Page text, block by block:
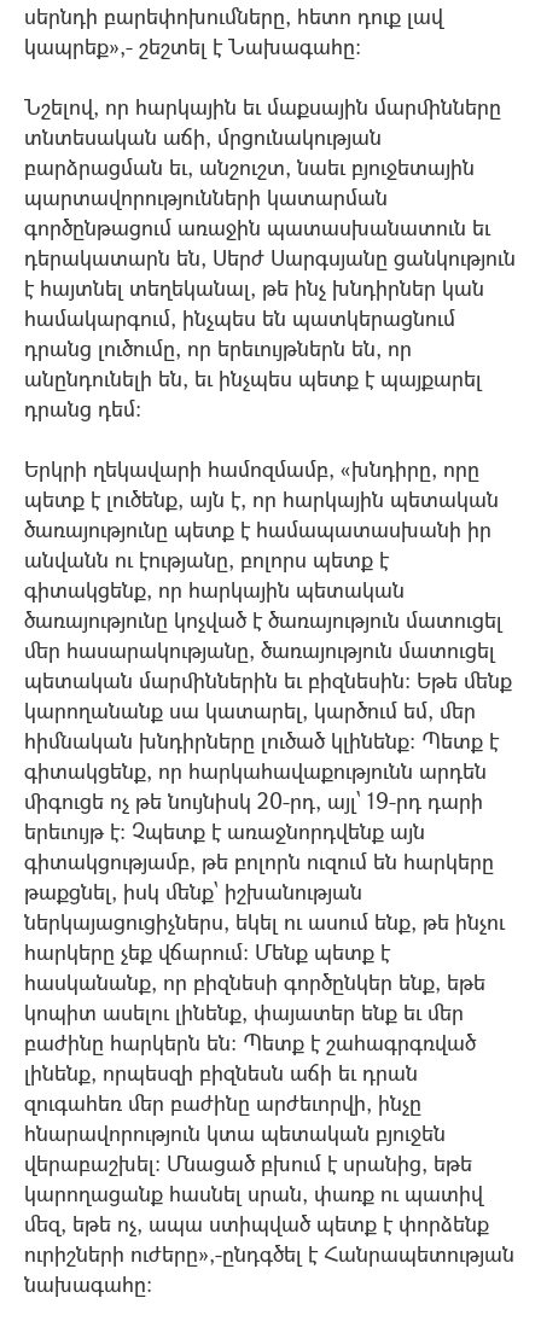
սերնդի բարեփոխումները, հետո դուք լավ
կապրեք»,- շեշտել է Նախագահը:
Նշելով, որ հարկային եւ մաքսային մարմինները
տնտեսական աճի, մրցունակության
բարձրացման եւ, անշուշտ, նաեւ բյուջետային
պարտավորությունների կատարման
գործընթացում առաջին պատասխանատուն եւ
դերակատարն են, Սերժ Սարգսյանը ցանկություն
է հայտնել տեղեկանալ, թե ինչ խնդիրներ կան
համակարգում, ինչպես են պատկերացնում
դրանց լուծումը, որ երեւույթներն են, որ
անընդունելի են, եւ ինչպես պետք է պայքարել
դրանց դեմ:
Երկրի ղեկավարի համոզմամբ, «խնդիրը, որը
պետք է լուծենք, այն է, որ հարկային պետական
ծառայությունը պետք է համապատասխանի իր
անվանն ու էությանը, բոլորս պետք է
գիտակցենք, որ հարկային պետական
ծառայությունը կոչված է ծառայություն մատուցել
մեր հասարակությանը, ծառայություն մատուցել
պետական մարմիններին եւ բիզնեսին: Եթե մենք
կարողանանք սա կատարել, կարծում եմ, մեր
հիմնական խնդիրները լուծած կլինենք: Պետք է
գիտակցենք, որ հարկահավաքությունն արդեն
միգուցե ոչ թե նույնիսկ 20-րդ, այլ` 19-րդ դարի
երեւույթ է: Չպետք է առաջնորդվենք այն
գիտակցությամբ, թե բոլորն ուզում են հարկերը
թաքցնել, իսկ մենք` իշխանության
ներկայացուցիչներս, եկել ու ասում ենք, թե ինչու
հարկերը չեք վճարում: Մենք պետք է
հասկանանք, որ բիզնեսի գործընկեր ենք, եթե
կոպիտ ասելու լինենք, փայատեր ենք եւ մեր
բաժինը հարկերն են: Պետք է շահագրգռված
լինենք, որպեսզի բիզնեսն աճի եւ դրան
զուգահեռ մեր բաժինը արժեւորվի, ինչը
հնարավորություն կտա պետական բյուջեն
վերաբաշխել: Մնացած բխում է սրանից, եթե
կարողացանք հասնել սրան, փառք ու պատիվ
մեզ, եթե ոչ, ապա ստիպված պետք է փորձենք
ուրիշների ուժերը»,-ընդգծել է Հանրապետության
նախագահը: